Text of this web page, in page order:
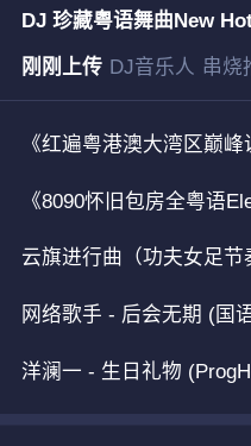
DJ 珍藏粤语舞曲New
刚刚上传 DJ音乐人 串烧
《红遍粤港澳大湾区巅
《8090怀旧包房全粤语
云旗进行曲（功夫女足节
网络歌手 - 后会无期 (国
洋澜一 - 生日礼物